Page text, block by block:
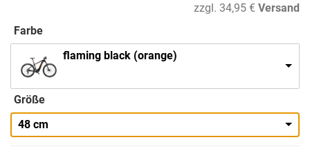
zzgl. 34,95 € Versand
Farbe
flaming black (orange)
Größe
48 cm